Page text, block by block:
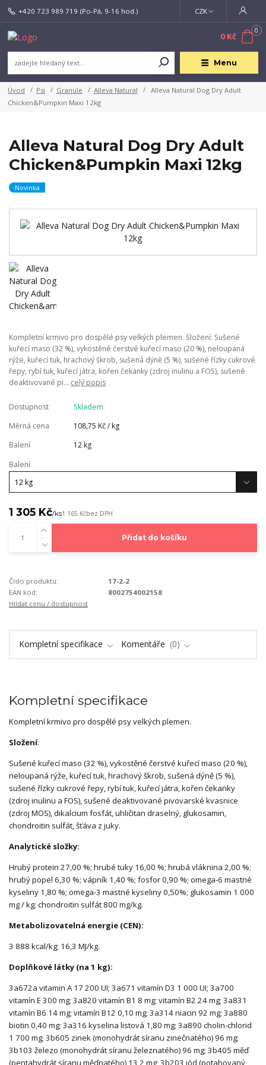
Menu
CZK
+420 723 989 719 (Po-Pá, 9-16 hod.)
0
0 Kč
Úvod Psi Granule Alleva Natural
Alleva Natural Dog Dry Adult
Chicken&Pumpkin Maxi 12kg
Alleva Natural Dog Dry Adult
Chicken&Pumpkin Maxi 12kg
Novinka
Kompletní krmivo pro dospělé psy velkých plemen. Složení: Sušené
kuřecí maso (32 %), vykostěné čerstvé kuřecí maso (20 %), neloupaná
rýže, kuřecí tuk, hrachový škrob, sušená dýně (5 %), sušené řízky cukrové
řepy, rybí tuk, kuřecí játra, kořen čekanky (zdroj inulinu a FOS), sušené
deaktivované pi... celý popis
Dostupnost
Skladem
Měrná cena
108,75 Kč / kg
Balení
12 kg
Balení
1 305 Kč/ks1 165 Kčbez DPH
Přidat do košíku
Číslo produktu:
17-2-2
EAN kód:
8002754002158
Hlídat cenu / dostupnost
Kompletní specifikace Komentáře 0
Kompletní specifikace
Kompletní krmivo pro dospělé psy velkých plemen.
Složení:
Sušené kuřecí maso (32 %), vykostěné čerstvé kuřecí maso (20 %),
neloupaná rýže, kuřecí tuk, hrachový škrob, sušená dýně (5 %),
sušené řízky cukrové řepy, rybí tuk, kuřecí játra, kořen čekanky
(zdroj inulinu a FOS), sušené deaktivované pivovarské kvasnice
(zdroj MOS), dikalcium fosfát, uhličitan draselný, glukosamin,
chondroitin sulfát, šťáva z juky.
Analytické složky:
Hrubý protein 27,00 %; hrubé tuky 16,00 %; hrubá vláknina 2,00 %;
hrubý popel 6,30 %; vápník 1,40 %; fosfor 0,90 %; omega-6 mastné
kyseliny 1,80 %; omega-3 mastné kyseliny 0,50%; glukosamin 1 000
mg / kg; chondroitin sulfát 800 mg/kg.
Metabolizovatelná energie (CEN):
3 888 kcal/kg; 16,3 MJ/kg.
Doplňkové látky (na 1 kg):
3a672a vitamin A 17 200 UI; 3a671 vitamín D3 1 000 UI; 3a700
vitamín E 300 mg; 3a820 vitamín B1 8 mg; vitamín B2 24 mg; 3a831
vitamín B6 14 mg; vitamín B12 0,10 mg; 3a314 niacin 92 mg; 3a880
biotin 0,40 mg; 3a316 kyselina listová 1,80 mg; 3a890 cholin-chlorid
1 700 mg; 3b605 zinek (monohydrát síranu zinečnatého) 96 mg;
3b103 železo (monohydrát síranu železnatého) 96 mg; 3b405 měď
(pentahydrát síranu měďnatého) 13,2 mg; 3b203 jód (potahovaný